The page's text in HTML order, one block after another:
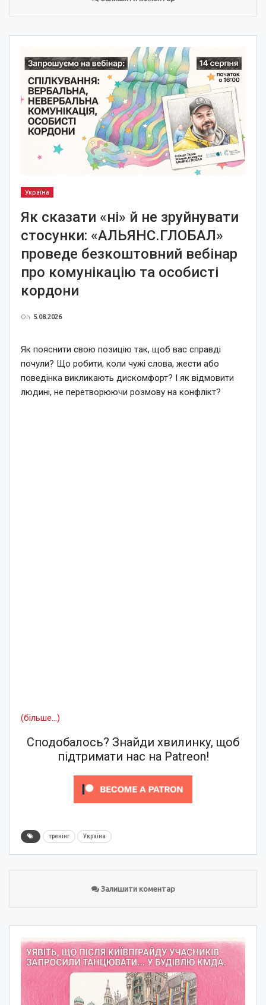
Україна
Як сказати «ні» й не зруйнувати
стосунки: «АЛЬЯНС.ГЛОБАЛ»
проведе безкоштовний вебінар
про комунікацію та особисті
кордони
On 5.08.2026
Як пояснити свою позицію так, щоб вас справді
почули? Що робити, коли чужі слова, жести або
поведінка викликають дискомфорт? І як відмовити
людині, не перетворюючи розмову на конфлікт?
(більше…)
Сподобалось? Знайди хвилинку, щоб
підтримати нас на Patreon!
тренінг Україна
Залишити коментар